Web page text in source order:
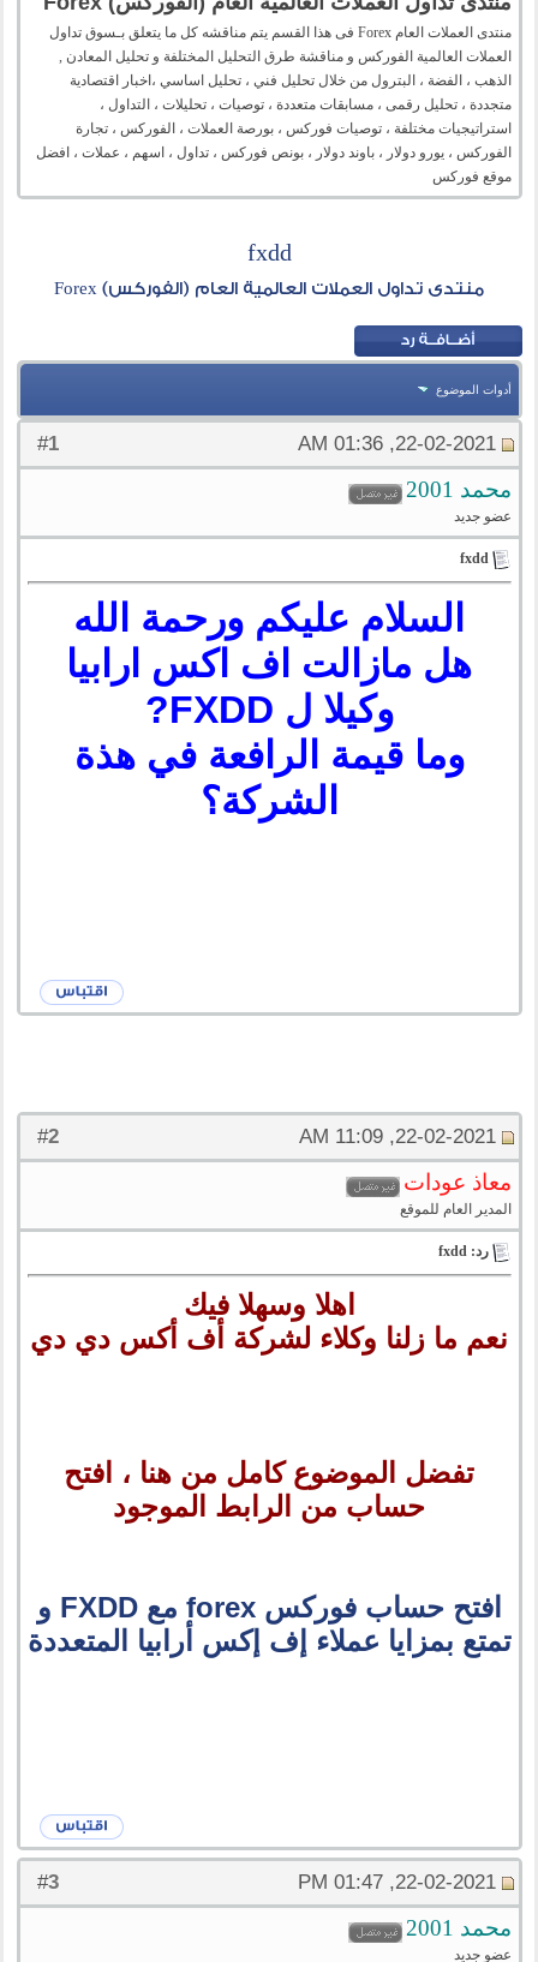
منتدى العملات العام Forex فى هذا القسم يتم مناقشه كل ما يتعلق بـسوق تداول
العملات العالمية الفوركس و مناقشة طرق التحليل المختلفة و تحليل المعادن ,
الذهب ، الفضة ، البترول من خلال تحليل فني ، تحليل اساسي ،اخبار اقتصادية
متجددة ، تحليل رقمى ، مسابقات متعددة ، توصيات ، تحليلات ، التداول ،
استراتيجيات مختلفة ، توصيات فوركس ، بورصة العملات ، الفوركس ، تجارة
الفوركس ، يورو دولار ، باوند دولار ، بونص فوركس ، تداول ، اسهم ، عملات ، افضل
موقع فوركس
fxdd
منتدى تداول العملات العالمية العام (الفوركس) Forex
أدوات الموضوع
#
1 22-02-2021, 01:36 AM
محمد 2001
عضو جديد
fxdd
السلام عليكم ورحمة الله
هل مازالت اف اكس ارابيا
وكيلا ل FXDD?
وما قيمة الرافعة في هذة
الشركة؟
#
2 22-02-2021, 11:09 AM
معاذ عودات
المدير العام للموقع
رد: fxdd
اهلا وسهلا فيك
نعم ما زلنا وكلاء لشركة أف أكس دي دي
تفضل الموضوع كامل من هنا ، افتح
حساب من الرابط الموجود
افتح حساب فوركس forex مع FXDD و
تمتع بمزايا عملاء إف إكس أرابيا المتعددة
#
3 22-02-2021, 01:47 PM
محمد 2001
عضو جديد